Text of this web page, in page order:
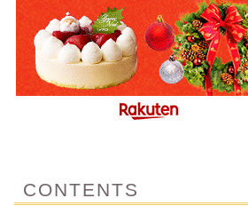
CONTENTS